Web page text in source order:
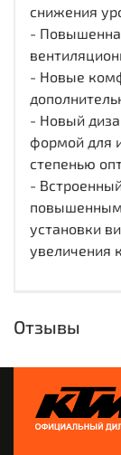
снижения
-
- Новые
- Новый
формой для
степенью
-
установки
увеличения
Отзывы